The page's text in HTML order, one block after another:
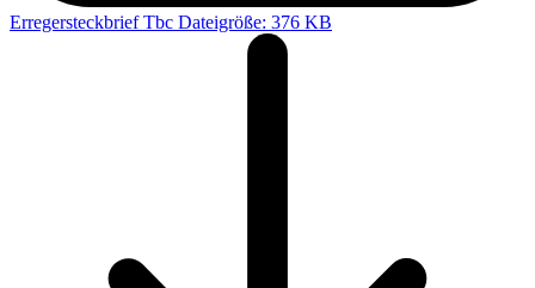
Erregersteckbrief Tbc Dateigröße: 376 KB